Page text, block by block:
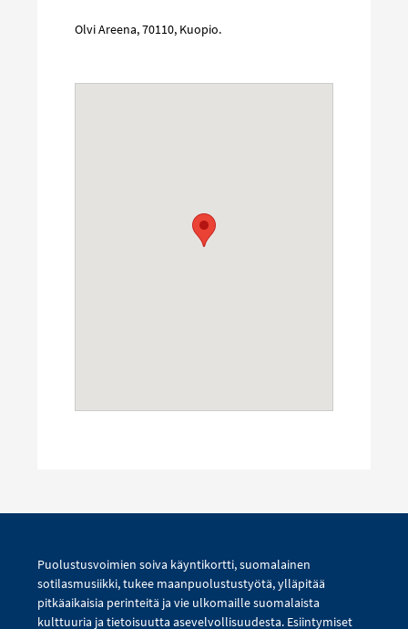
Olvi Areena,70110, Kuopio.
Puolustusvoimien soiva käyntikortti, suomalainen
sotilasmusiikki, tukee maanpuolustustyötä, ylläpitää
pitkäaikaisia perinteitä ja vie ulkomaille suomalaista
kulttuuria ja tietoisuutta asevelvollisuudesta. Esiintymiset